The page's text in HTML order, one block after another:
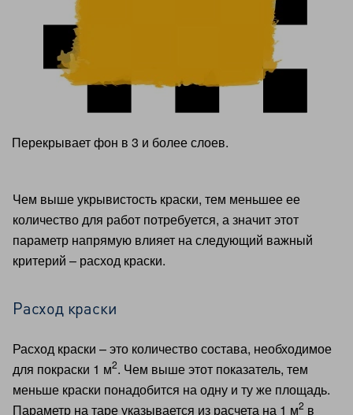
Перекрывает фон в 3 и более слоев.
Чем выше укрывистость краски, тем меньшее ее
количество для работ потребуется, а значит этот
параметр напрямую влияет на следующий важный
критерий – расход краски.
Расход краски
Расход краски – это количество состава, необходимое
для покраски 1 м2. Чем выше этот показатель, тем
меньше краски понадобится на одну и ту же площадь.
Параметр на таре указывается из расчета на 1 м2 в